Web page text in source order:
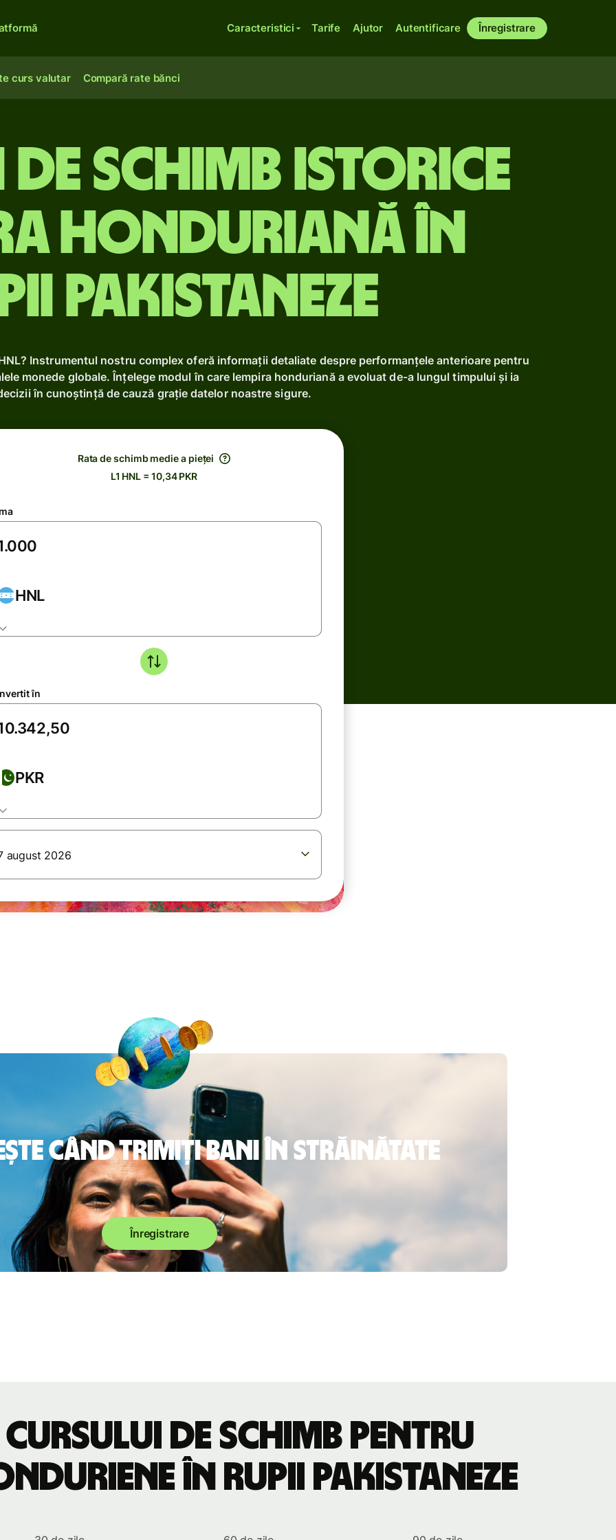
Caracteristici Tarife Ajutor Autentificare Înregistrare
curs valutar Compară rate bănci
schimb istorice
honduriană în
pakistaneze
Instrumentul nostru complex oferă informații detaliate despre performanțele anterioare pentru
monede globale. Înțelege modul în care lempira honduriană a evoluat de-a lungul timpului și ia
în cunoștință de cauză grație datelor noastre sigure.
Rata de schimb medie a pieței
L1 HNL = 10,34 PKR
HNL
în
PKR
august 2026
când trimiți bani în străinătate
Înregistrare
de schimb pentru
în rupii pakistaneze